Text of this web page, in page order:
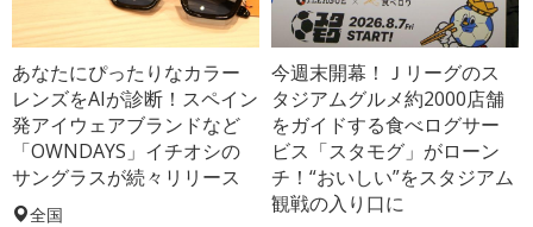
あなたにぴったりなカラー
レンズをAIが診断！スペイン
発アイウェアブランドなど
「OWNDAYS」イチオシの
サングラスが続々リリース
全国
今週末開幕！Ｊリーグのス
タジアムグルメ約2000店舗
をガイドする食べログサー
ビス「スタモグ」がローン
チ！“おいしい”をスタジアム
観戦の入り口に